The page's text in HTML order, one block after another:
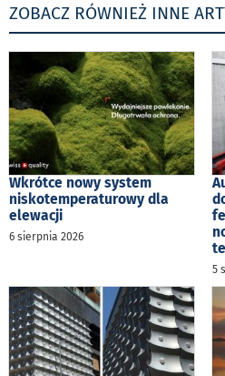
ZOBACZ RÓWNIEŻ INNE
Wkrótce nowy system
niskotemperaturowy dla
elewacji
6 sierpnia 2026
5